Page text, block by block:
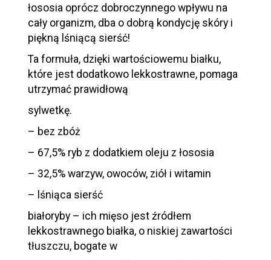
łososia oprócz dobroczynnego wpływu na
cały organizm, dba o dobrą kondycję skóry i
piękną lśniącą sierść!
Ta formuła, dzięki wartościowemu białku,
które jest dodatkowo lekkostrawne, pomaga
utrzymać prawidłową
sylwetkę.
– bez zbóż
– 67,5% ryb z dodatkiem oleju z łososia
– 32,5% warzyw, owoców, ziół i witamin
– lśniąca sierść
białoryby – ich mięso jest źródłem
lekkostrawnego białka, o niskiej zawartości
tłuszczu, bogate w